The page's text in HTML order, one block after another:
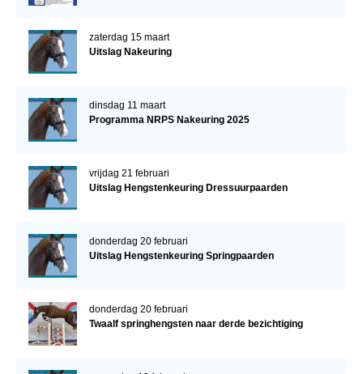
zaterdag 15 maart
Uitslag Nakeuring
dinsdag 11 maart
Programma NRPS Nakeuring 2025
vrijdag 21 februari
Uitslag Hengstenkeuring Dressuurpaarden
donderdag 20 februari
Uitslag Hengstenkeuring Springpaarden
donderdag 20 februari
Twaalf springhengsten naar derde bezichtiging